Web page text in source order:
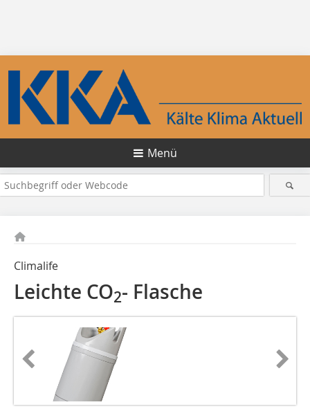
Menü
Climalife
Leichte CO2- Flasche